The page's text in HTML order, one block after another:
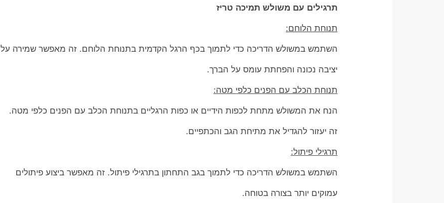
תרגילים עם משולש תמיכה טריז
תנוחת הלוחם:
השתמש במשולש הדריכה כדי לתמוך בכף הרגל הקדמית בתנוחת הלוחם. זה מאפשר שמירה על
יציבה נכונה והפחתת עומס על הברך.
תנוחת הכלב עם הפנים כלפי מטה:
הנח את המשולש מתחת לכפות הידיים או כפות הרגליים בתנוחת הכלב עם הפנים כלפי מטה.
זה יעזור להגדיל את מתיחת הגב והכתפיים.
תרגילי פיתול:
השתמש במשולש הדריכה כדי לתמוך בגב התחתון בתרגילי פיתול. זה מאפשר ביצוע פיתולים
עמוקים יותר בצורה בטוחה.